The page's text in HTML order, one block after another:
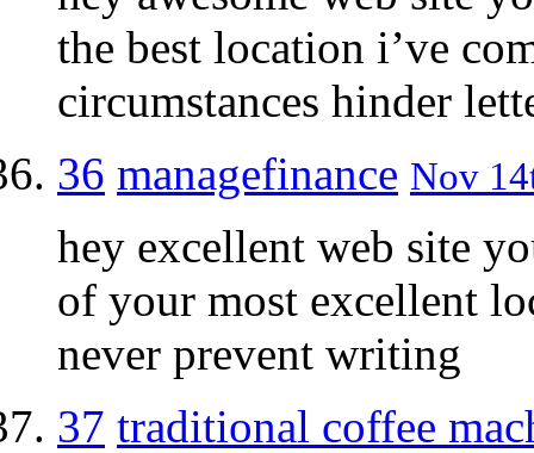
the best location i’ve
circumstances hinder
36 managefinance Nov
hey excellent web site
of your most excellent
never prevent writing
37 traditional coffee